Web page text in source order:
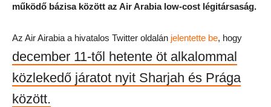
működő bázisa között az Air Arabia low-cost légitársaság.
Az Air Airabia a hivatalos Twitter oldalán jelentette be, hogy
december 11-től hetente öt alkalommal
közlekedő járatot nyit Sharjah és Prága
között.